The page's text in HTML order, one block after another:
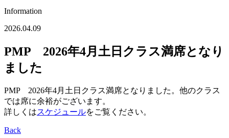
Information
2026.04.09
PMP 2026年4月土日クラス満席となり
ました
PMP 2026年4月土日クラス満席となりました。他のクラス
では席に余裕がございます。
詳しくはスケジュールをご覧ください。
Back